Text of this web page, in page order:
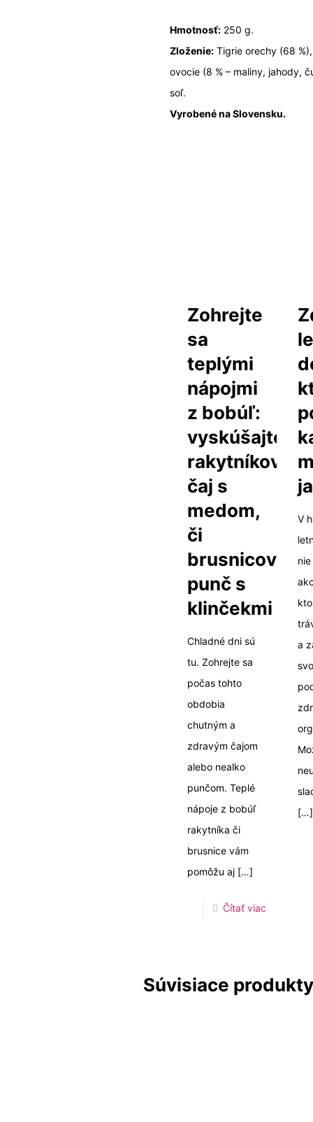
Hmotnosť:250 g.
Zloženie:Tigrie orechy (68
ovocie (8 % – maliny, jahody,
soľ.
Vyrobené na Slovensku.
Zohrejte
sa
teplými
nápojmi
z bobúľ:
vyskúšajte
rakytníkový
čaj s
medom,
či
brusnicový
punč s
klinčekmi
Chladné dni sú
tu. Zohrejte sa
počas tohto
obdobia
chutným a
zdravým čajom
alebo nealko
punčom. Teplé
nápoje z bobúľ
rakytníka či
brusnice vám
pomôžu aj[…]
Čítať viac
V
a
[…]
Súvisiace produkty